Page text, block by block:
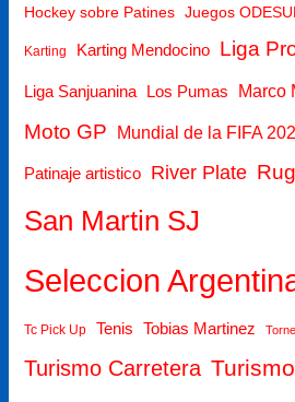
Hockey sobre Patines Juegos
Karting Karting Mendocino Liga
Liga Sanjuanina Los Pumas Marco
Moto GP
Mundial de la FIFA
Patinaje artistico River Plate
San Martin SJ
Seleccion
Tc Pick Up Tenis Tobias Martinez
Turismo Carretera